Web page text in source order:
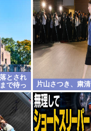
とされ
で待っ
片山さつき、粛清